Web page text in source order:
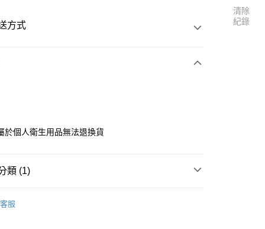
方式
款
於個人衛生用品無法退換貨
類 (1)
客服
清除
紀錄